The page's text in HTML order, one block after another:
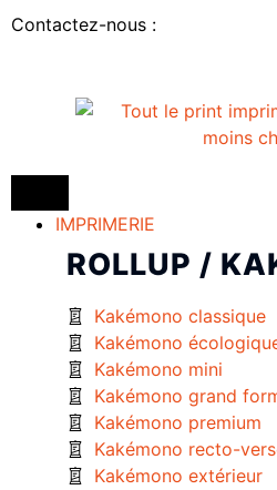
Contactez-nous :
IMPRIMERIE
ROLLUP /
Kakémono classique
Kakémono
Kakémono mini
Kakémono grand
Kakémono premium
Kakémono recto-
Kakémono extérieur